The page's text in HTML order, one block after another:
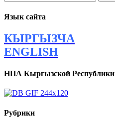
Язык сайта
КЫРГЫЗЧА
ENGLISH
НПА Кыргызской Республики
Рубрики